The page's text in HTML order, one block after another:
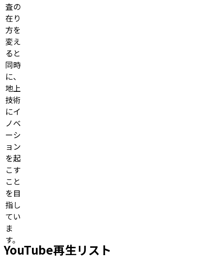
査の
在り
方を
変え
ると
同時
に、
地上
技術
にイ
ノベ
ーシ
ョン
を起
こす
こと
を目
指し
てい
ま
す。
YouTube再生リスト